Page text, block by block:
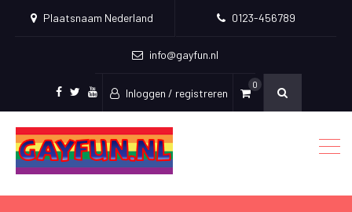
Plaatsnaam Nederland 0123-456789
info@gayfun.nl
Facebook
TwitterYoutube
Inloggen / registreren
0